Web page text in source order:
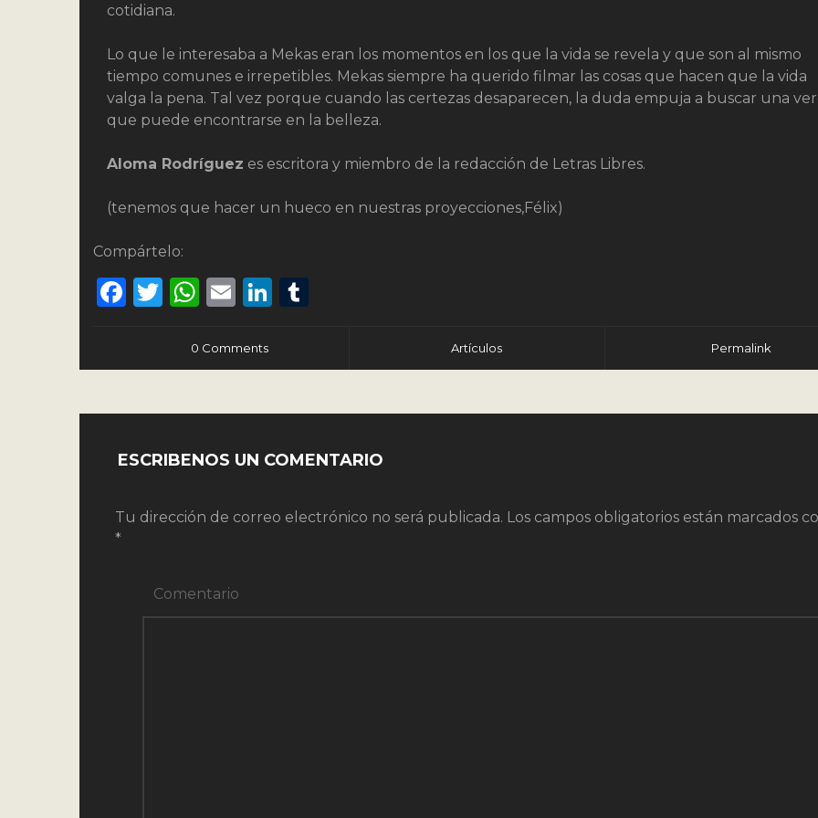
cotidiana.
Lo que le interesaba a Mekas eran los momentos en los que la vida se revela y que son al mismo
tiempo comunes e irrepetibles. Mekas siempre ha querido filmar las cosas que hacen que la vida
valga la pena. Tal vez porque cuando las certezas desaparecen, la duda empuja a buscar una
que puede encontrarse en la belleza.
Aloma Rodríguez es escritora y miembro de la redacción de Letras Libres.
(tenemos que hacer un hueco en nuestras proyecciones,Félix)
Compártelo:
Facebook
Twitter
WhatsApp
EmailLinkedIn
0 Comments Artículos Permalink
ESCRIBENOS UN COMENTARIO
Tu dirección de correo electrónico no será publicada. Los campos obligatorios están marcados
*
Comentario